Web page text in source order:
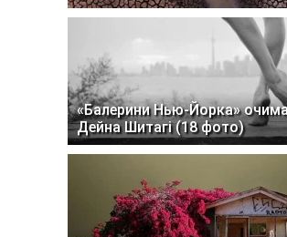
«Балерини Нью-Йорка»
Дейна Шитагі (18 фото)